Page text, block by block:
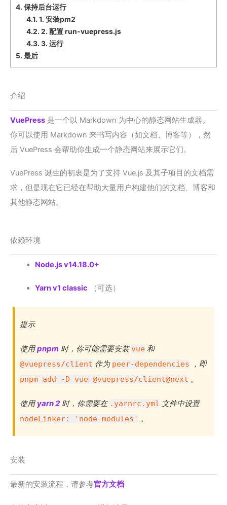
4. 保持后台运行
4.1. 1. 安装pm2
4.2. 2. 配置 run-vuepress.js
4.3. 3. 运行
5. 最后
介绍
VuePress 是一个以 Markdown 为中心的静态网站生成器。
你可以使用 Markdown 来书写内容（如文档、博客等），然
后 VuePress 会帮助你生成一个静态网站来展示它们。
VuePress 诞生的初衷是为了支持 Vue.js 及其子项目的文档需
求，但是现在它已经在帮助大量用户构建他们的文档、博客和
其他静态网站。
依赖环境
Node.js v14.18.0+
Yarn v1 classic （可选）
提示
使用pnpm 时，你可能需要安装vue 和
@vuepress/client 作为 peer-dependencies ，即
pnpm add -D vue @vuepress/client@next 。
使用 yarn 2 时，你需要在 .yarnrc.yml 文件中设置
nodeLinker: 'node-modules' 。
安装
最新的安装流程，请参考官方文档